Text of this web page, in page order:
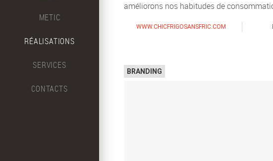
METIC
RÉALISATIONS
SERVICES
CONTACTS
améliorons nos habitudes de
WWW.CHICFRIGOSANSFRIC.COM
BRANDING